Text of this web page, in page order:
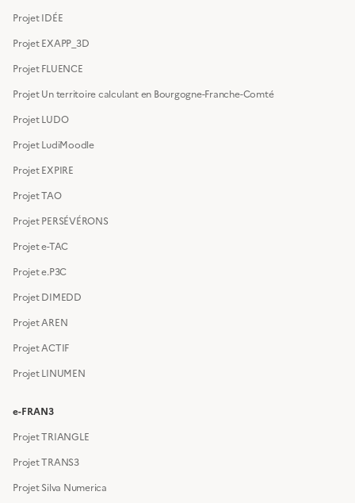
Projet IDÉE
Projet EXAPP_3D
Projet FLUENCE
Projet Un territoire calculant en Bourgogne-Franche-Comté
Projet LUDO
Projet LudiMoodle
Projet EXPIRE
Projet TAO
Projet PERSÉVÉRONS
Projet e-TAC
Projet e.P3C
Projet DIMEDD
Projet AREN
Projet ACTIF
Projet LINUMEN
e-FRAN3
Projet TRIANGLE
Projet TRANS3
Projet Silva Numerica